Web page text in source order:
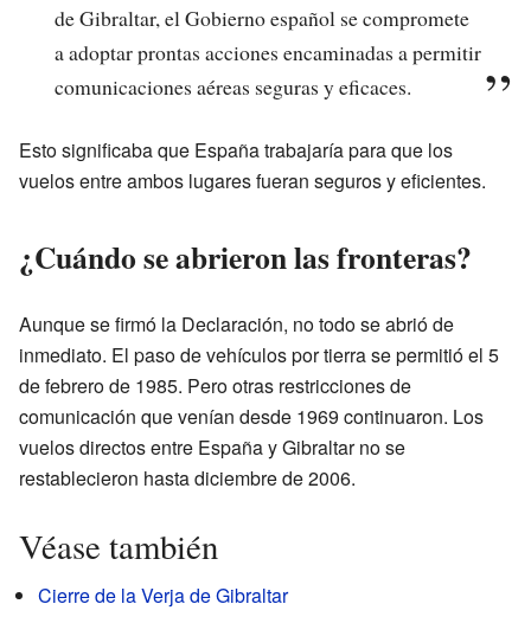
de Gibraltar, el Gobierno español se compromete
a adoptar prontas acciones encaminadas a permitir
comunicaciones aéreas seguras y eficaces.
Esto significaba que España trabajaría para que los
vuelos entre ambos lugares fueran seguros y eficientes.
¿Cuándo se abrieron las fronteras?
Aunque se firmó la Declaración, no todo se abrió de
inmediato. El paso de vehículos por tierra se permitió el 5
de febrero de 1985. Pero otras restricciones de
comunicación que venían desde 1969 continuaron. Los
vuelos directos entre España y Gibraltar no se
restablecieron hasta diciembre de 2006.
Véase también
Cierre de la Verja de Gibraltar